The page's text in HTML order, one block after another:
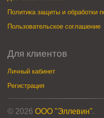
Политика защиты и обработки
Пользовательское соглашение
Для клиентов
Личный кабинет
Регистрация
© 2026 ООО "Эллевин".